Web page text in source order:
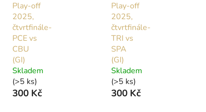
Play-off
2025,
čtvrtfinále-
PCE vs
CBU
(GI)
Skladem
(>5 ks)
300 Kč
Play-off
2025,
čtvrtfinále-
TRI vs
SPA
(GI)
Skladem
(>5 ks)
300 Kč